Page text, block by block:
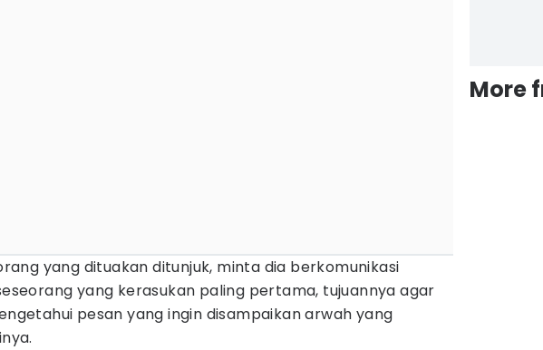
yang dituakan ditunjuk, minta dia berkomunikasi
yang kerasukan paling pertama, tujuannya agar
pesan yang ingin disampaikan arwah yang
More